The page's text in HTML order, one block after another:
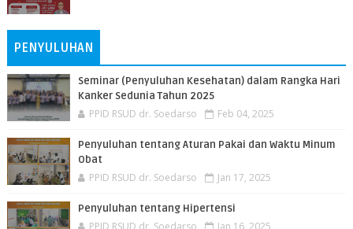
PENYULUHAN
Seminar (Penyuluhan Kesehatan) dalam Rangka Hari
Kanker Sedunia Tahun 2025
PPID RSUD dr. Soedarso Feb 04, 2025
Penyuluhan tentang Aturan Pakai dan Waktu Minum
Obat
PPID RSUD dr. Soedarso Jan 17, 2025
Penyuluhan tentang Hipertensi